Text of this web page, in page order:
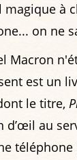
à
on ne
Macron
est un
le titre,
d’œil au
téléphone